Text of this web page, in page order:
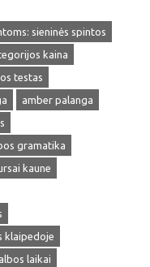
sieninės spintos
kaina
testas
amber palanga
gramatika
kaune
klaipedoje
laikai